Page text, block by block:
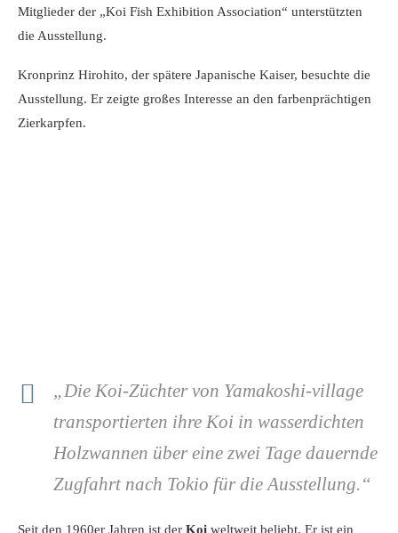
Mitglieder der „Koi Fish Exhibition Association“ unterstützten
die Ausstellung.
Kronprinz Hirohito, der spätere Japanische Kaiser, besuchte die
Ausstellung. Er zeigte großes Interesse an den farbenprächtigen
Zierkarpfen.
„Die Koi-Züchter von Yamakoshi-village
transportierten ihre Koi in wasserdichten
Holzwannen über eine zwei Tage dauernde
Zugfahrt nach Tokio für die Ausstellung.“
Seit den 1960er Jahren ist der Koi weltweit beliebt. Er ist ein